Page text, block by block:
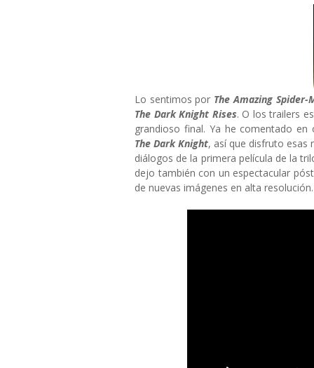
Lo sentimos por The Amazing Spider-
The Dark Knight Rises. O los trailers
grandioso final. Ya he comentado
The Dark Knight, así que disfruto esas
diálogos de la primera película de la
dejo también con un espectacular
de nuevas imágenes en alta resolución.